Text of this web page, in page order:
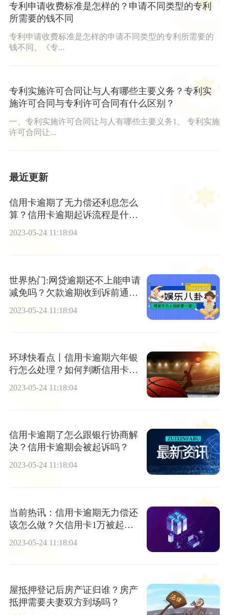
专利申请收费标准是怎样的？申请不同类型的专利
所需要的钱不同
专利申请收费标准是怎样的申请不同类型的专利所需要的
钱不同。《专...
专利实施许可合同让与人有哪些主要义务？专利实
施许可合同与专利许可合同有什么区别？
一、专利实施许可合同让与人有哪些主要义务1、 专利实施
许可合同让...
最近更新
信用卡逾期了无力偿还利息怎么
算？信用卡逾期起诉流程是什
么？
2023-05-24 11:18:04
世界热门:网贷逾期还不上能申请
减免吗？欠款逾期收到诉前通知
2023-05-24 11:18:04
环球快看点丨信用卡逾期六年银
行怎么处理？如何判断信用卡有
没有放水？
2023-05-24 11:18:04
信用卡逾期了怎么跟银行协商解
决？信用卡逾期会被起诉吗？
2023-05-24 11:18:04
当前热讯：信用卡逾期无力偿还
该怎么做？欠信用卡1万被起诉
2023-05-24 11:18:04
屋抵押登记后房产证归谁？房产
抵押需要夫妻双方到场吗？